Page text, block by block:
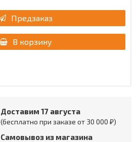
Предзаказ
В корзину
Доставим 17 августа
(бесплатно при заказе от 30 000 ₽)
Самовывоз из магазина